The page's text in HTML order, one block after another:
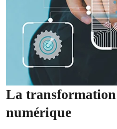
La transformation
numérique